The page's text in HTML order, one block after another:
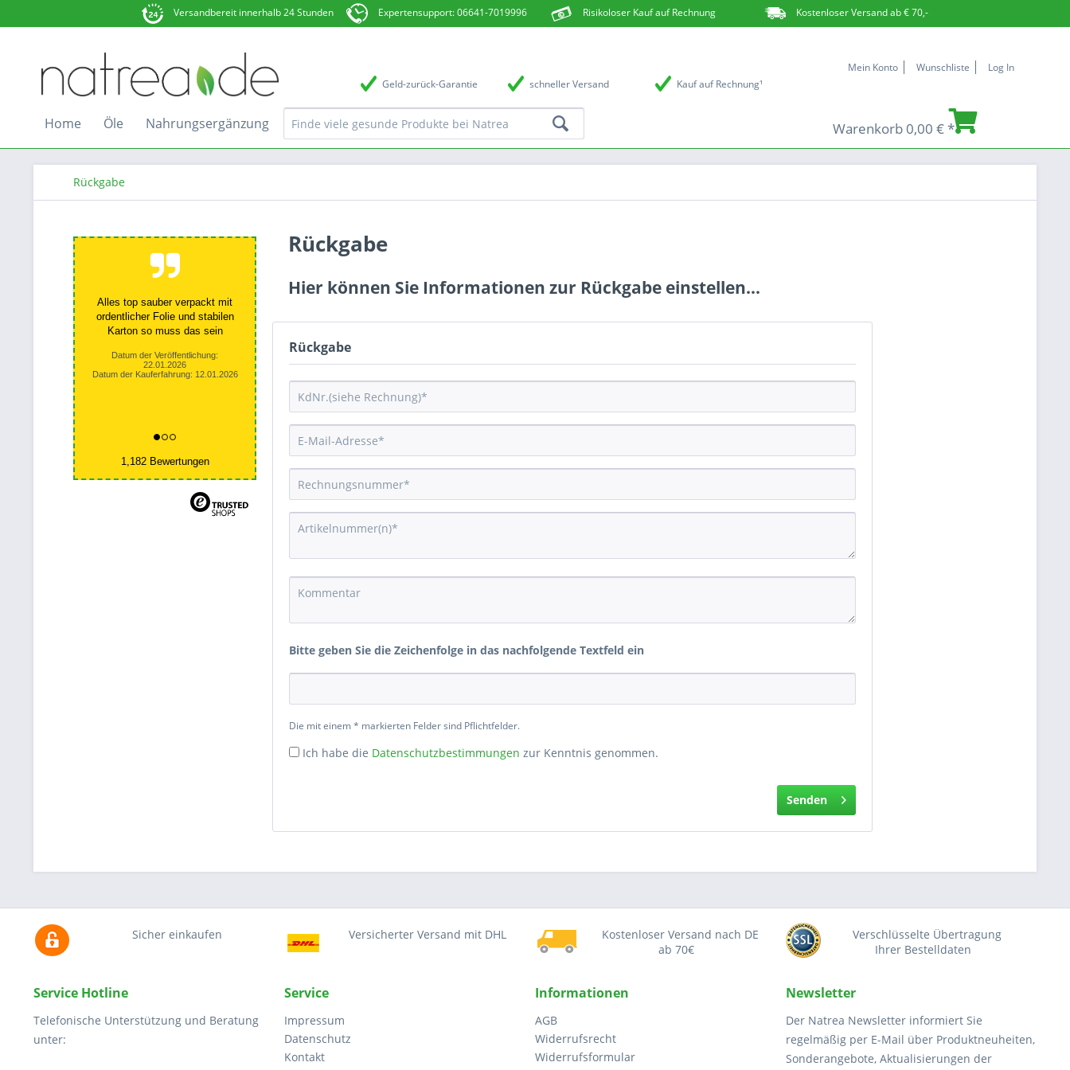
Versandbereit innerhalb 24 Stunden Expertensupport: 06641-7019996 Risikoloser Kauf auf Rechnung Kostenloser Versand ab € 70,-
Geld-zurück-Garantie schneller Versand Kauf auf Rechnung¹
Mein Konto Wunschliste Log In
Warenkorb 0,00 € *
Home Öle Nahrungsergänzung
Rückgabe
Alles top sauber verpackt mit
ordentlicher Folie und stabilen
Karton so muss das sein
Datum der Veröffentlichung:
22.01.2026
Datum der Kauferfahrung: 12.01.2026
1,182 Bewertungen
Rückgabe
Hier können Sie Informationen zur Rückgabe einstellen...
Rückgabe
Bitte geben Sie die Zeichenfolge in das nachfolgende Textfeld ein
Die mit einem * markierten Felder sind Pflichtfelder.
Ich habe die Datenschutzbestimmungen zur Kenntnis genommen.
Senden
Sicher einkaufen Versicherter Versand mit DHL
Kostenloser Versand nach DE
ab 70€
Verschlüsselte Übertragung
Ihrer Bestelldaten
Service Hotline
Telefonische Unterstützung und Beratung
unter:
Service
Impressum
Datenschutz
Kontakt
Informationen
AGB
Widerrufsrecht
Widerrufsformular
Newsletter
Der Natrea Newsletter informiert Sie
regelmäßig per E-Mail über Produktneuheiten,
Sonderangebote, Aktualisierungen der